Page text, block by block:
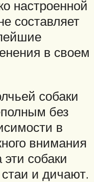
настроенной
составляет
в своем
собаки
без
в
внимания
собаки
и дичают.